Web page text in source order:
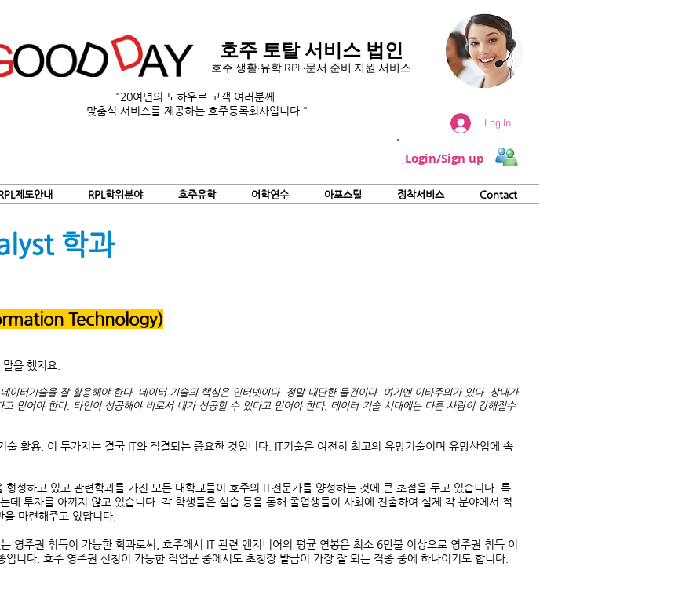
호주 토탈 서비스 법인
호주 생활·유학·RPL·문서 준비 지원 서비스
"20여년의 노하우로 고객 여러분께
맞춤식 서비스를 제공하는 호주등록회사입니다."
Log In
Login/Sign up
제도안내 RPL학위분야 호주유학 어학연수 아포스틸 정착서비스 Contact
학과
Technology)
을 했지요.
이터기술을 잘 활용해야 한다. 데이터 기술의 핵심은 인터넷이다. 정말 대단한 물건이다. 여기엔 이타주의가 있다. 상대가
믿어야 한다. 타인이 성공해야 비로서 내가 성공할 수 있다고 믿어야 한다. 데이터 기술 시대에는 다른 사람이 강해질수
술 활용. 이 두가지는 결국 IT와 직결되는 중요한 것입니다. IT기술은 여전히 최고의 유망기술이며 유망산업에 속
성하고 있고 관련학과를 가진 모든 대학교들이 호주의 IT전문가를 양성하는 것에 큰 초점을 두고 있습니다. 특
데 투자를 아끼지 않고 있습니다. 각 학생들은 실습 등을 통해 졸업생들이 사회에 진출하여 실제 각 분야에서 적
마련해주고 있답니다.
영주권 취득이 가능한 학과로써, 호주에서 IT 관련 엔지니어의 평균 연봉은 최소 6만불 이상으로 영주권 취득 이
니다. 호주 영주권 신청이 가능한 직업군 중에서도 초청장 발급이 가장 잘 되는 직종 중에 하나이기도 합니다.